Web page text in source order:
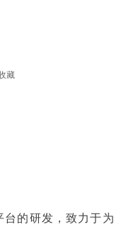
的研发，致力于
藏